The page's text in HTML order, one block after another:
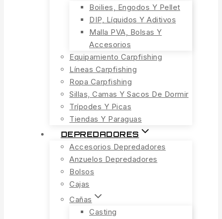
Boilies, Engodos Y Pellet
DIP, Líquidos Y Aditivos
Malla PVA, Bolsas Y
Accesorios
Equipamiento Carpfishing
Líneas Carpfishing
Ropa Carpfishing
Sillas, Camas Y Sacos De Dormir
Trípodes Y Picas
Tiendas Y Paraguas
DEPREDADORES
Accesorios Depredadores
Anzuelos Depredadores
Bolsos
Cajas
Cañas
Casting